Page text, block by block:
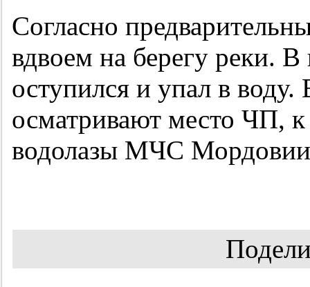
Согласно
вдвоем на берегу реки.
оступился и упал в воду.
осматривают место ЧП,
водолазы МЧС